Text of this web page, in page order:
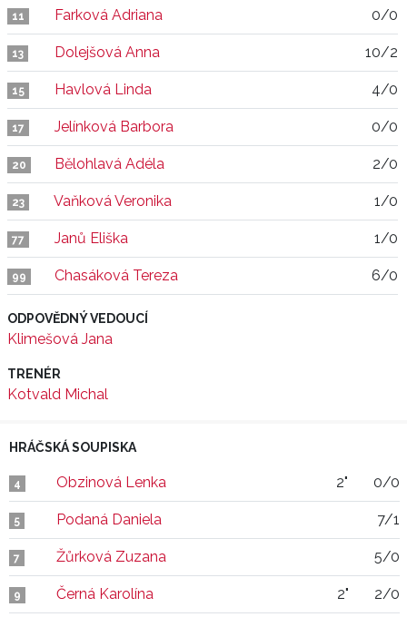
11 Farková Adriana 0/0
13 Dolejšová Anna 10/2
15 Havlová Linda 4/0
17 Jelínková Barbora 0/0
20 Bělohlavá Adéla 2/0
23 Vaňková Veronika 1/0
77 Janů Eliška 1/0
99 Chasáková Tereza 6/0
ODPOVĚDNÝ VEDOUCÍ
Klimešová Jana
TRENÉR
Kotvald Michal
HRÁČSKÁ SOUPISKA
4 Obzinová Lenka 2" 0/0
5 Podaná Daniela 7/1
7 Žůrková Zuzana 5/0
9 Černá Karolína 2" 2/0